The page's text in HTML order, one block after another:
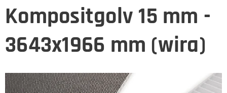
Kompositgolv 15 mm -
3643x1966 mm (wira)